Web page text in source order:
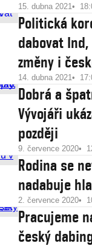
15. dubna 2021
Politická
dabovat
změny i
14. dubna 2021
Dobrá a
Vývojáři
později
9. července 2020
Rodina se
nadabuje
2. července 2020
Pracujeme
český